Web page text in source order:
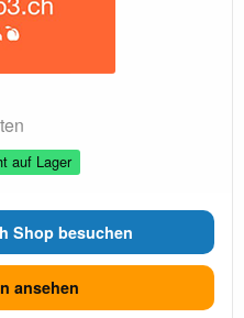
auf Lager
Shop besuchen
ansehen